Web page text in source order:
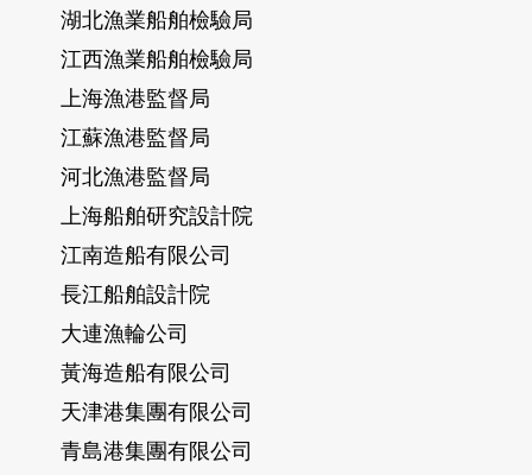
湖北漁業船舶檢驗局
江西漁業船舶檢驗局
上海漁港監督局
江蘇漁港監督局
河北漁港監督局
上海船舶研究設計院
江南造船有限公司
長江船舶設計院
大連漁輪公司
黃海造船有限公司
天津港集團有限公司
青島港集團有限公司